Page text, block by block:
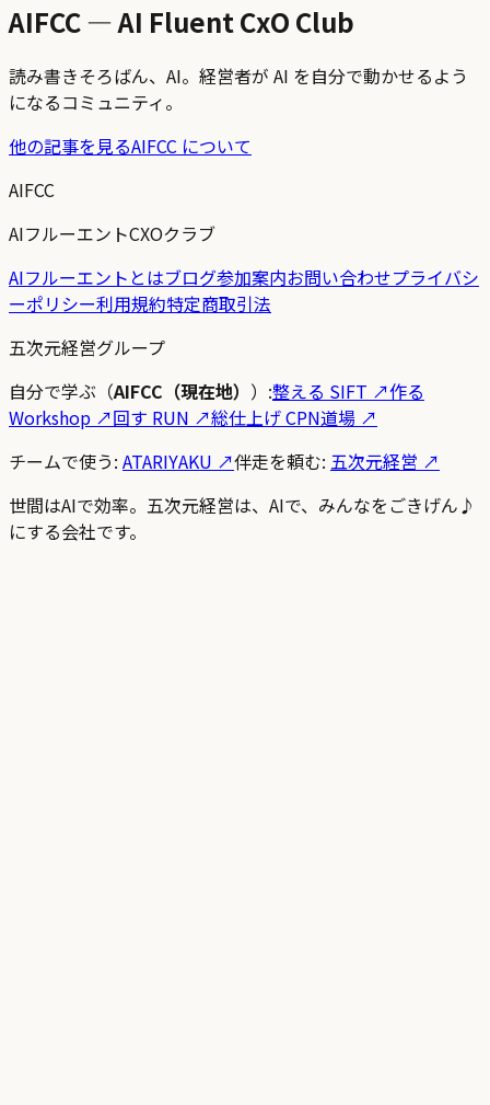
AIFCC — AI Fluent CxO Club
読み書きそろばん、AI。経営者が AI を自分で動かせるよう
になるコミュニティ。
他の記事を見るAIFCC について
AIFCC
AIフルーエントCXOクラブ
AIフルーエントとはブログ参加案内お問い合わせプライバシ
ーポリシー利用規約特定商取引法
五次元経営グループ
自分で学ぶ（AIFCC（現在地） ）:整える SIFT ↗作る
Workshop ↗回す RUN ↗総仕上げ CPN道場 ↗
チームで使う: ATARIYAKU ↗伴走を頼む: 五次元経営 ↗
世間はAIで効率。五次元経営は、AIで、みんなをごきげん♪
にする会社です。